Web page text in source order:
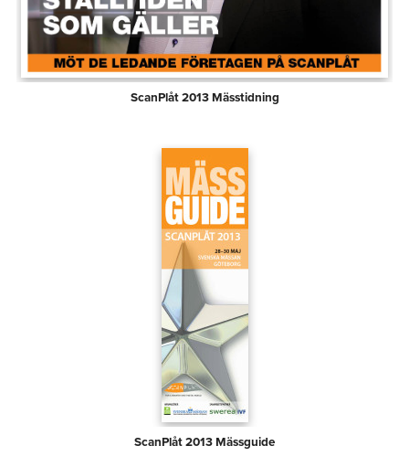
ScanPlåt 2013 Mässtidning
ScanPlåt 2013 Mässguide